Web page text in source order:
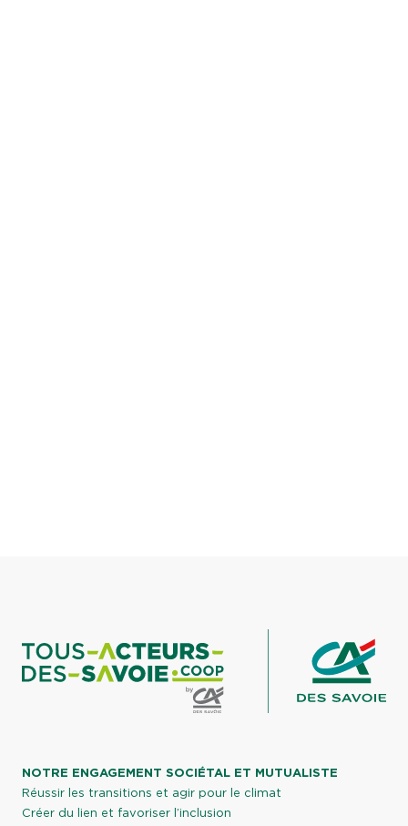
NOTRE ENGAGEMENT SOCIÉTAL ET MUTUALISTE
Réussir les transitions et agir pour le climat
Créer du lien et favoriser l’inclusion